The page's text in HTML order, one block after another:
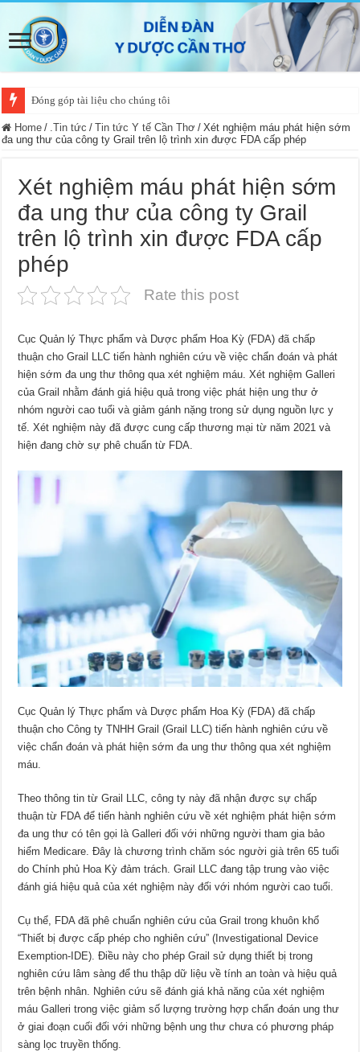
Đóng góp tài liệu cho chúng tôi
Home / .Tin tức / Tin tức Y tế Cần Thơ / Xét nghiệm máu phát hiện sớm
đa ung thư của công ty Grail trên lộ trình xin được FDA cấp phép
Xét nghiệm máu phát hiện sớm
đa ung thư của công ty Grail
trên lộ trình xin được FDA cấp
phép
Rate this post
Cục Quản lý Thực phẩm và Dược phẩm Hoa Kỳ (FDA) đã chấp
thuận cho Grail LLC tiến hành nghiên cứu về việc chẩn đoán và phát
hiện sớm đa ung thư thông qua xét nghiệm máu. Xét nghiệm Galleri
của Grail nhằm đánh giá hiệu quả trong việc phát hiện ung thư ở
nhóm người cao tuổi và giảm gánh nặng trong sử dụng nguồn lực y
tế. Xét nghiệm này đã được cung cấp thương mại từ năm 2021 và
hiện đang chờ sự phê chuẩn từ FDA.
Cục Quản lý Thực phẩm và Dược phẩm Hoa Kỳ (FDA) đã chấp
thuận cho Công ty TNHH Grail (Grail LLC) tiến hành nghiên cứu về
việc chẩn đoán và phát hiện sớm đa ung thư thông qua xét nghiệm
máu.
Theo thông tin từ Grail LLC, công ty này đã nhận được sự chấp
thuận từ FDA để tiến hành nghiên cứu về xét nghiệm phát hiện sớm
đa ung thư có tên gọi là Galleri đối với những người tham gia bảo
hiểm Medicare. Đây là chương trình chăm sóc người già trên 65 tuổi
do Chính phủ Hoa Kỳ đảm trách. Grail LLC đang tập trung vào việc
đánh giá hiệu quả của xét nghiệm này đối với nhóm người cao tuổi.
Cụ thể, FDA đã phê chuẩn nghiên cứu của Grail trong khuôn khổ
“Thiết bị được cấp phép cho nghiên cứu” (Investigational Device
Exemption-IDE). Điều này cho phép Grail sử dụng thiết bị trong
nghiên cứu lâm sàng để thu thập dữ liệu về tính an toàn và hiệu quả
trên bệnh nhân. Nghiên cứu sẽ đánh giá khả năng của xét nghiệm
máu Galleri trong việc giảm số lượng trường hợp chẩn đoán ung thư
ở giai đoạn cuối đối với những bệnh ung thư chưa có phương pháp
sàng lọc truyền thống.